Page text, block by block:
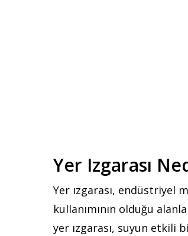
Yer Izgarası
Yer ızgarası,
kullanımının olduğu
yer ızgarası, suyun etkili